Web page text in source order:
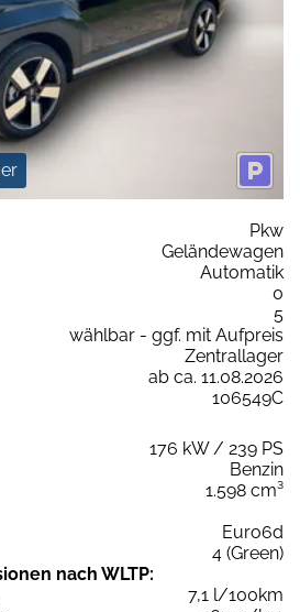
Pkw
Geländewagen
Automatik
0
5
wählbar - ggf. mit Aufpreis
Zentrallager
ab ca. 11.08.2026
106549C
176 kW / 239 PS
Benzin
1.598 cm³
Euro6d
4 (Green)
nach WLTP:
7,1 l/100km